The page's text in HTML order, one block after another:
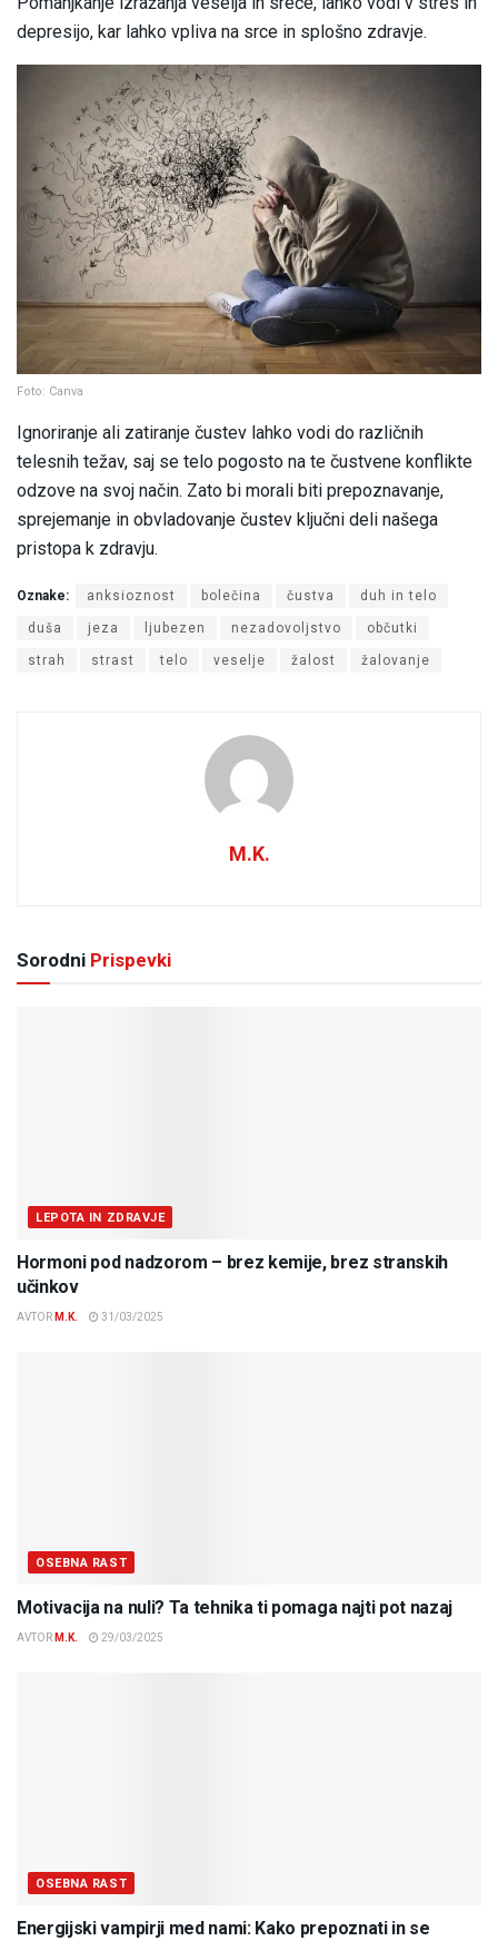
depresijo, kar lahko vpliva na srce in splošno zdravje.
Foto: Canva
Ignoriranje ali zatiranje čustev lahko vodi do različnih
telesnih težav, saj se telo pogosto na te čustvene konflikte
odzove na svoj način. Zato bi morali biti prepoznavanje,
sprejemanje in obvladovanje čustev ključni deli našega
pristopa k zdravju.
Oznake: anksioznost bolečina čustva duh in telo
duša jeza ljubezen nezadovoljstvo občutki
strah strast telo veselje žalost žalovanje
M.K.
Sorodni Prispevki
LEPOTA IN ZDRAVJE
Hormoni pod nadzorom – brez kemije, brez stranskih
učinkov
AVTOR M.K. 31/03/2025
OSEBNA RAST
Motivacija na nuli? Ta tehnika ti pomaga najti pot nazaj
AVTOR M.K. 29/03/2025
OSEBNA RAST
Energijski vampirji med nami: Kako prepoznati in se